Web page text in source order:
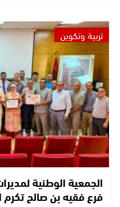
تربية وتكوين
الجمعية الوطنية
فرع فقيه بن صالح